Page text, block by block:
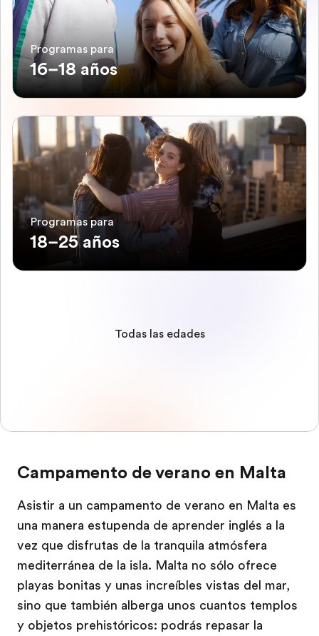
Programas para
16–18 años
Programas para
18–25 años
Todas las edades
Campamento de verano en Malta
Asistir a un campamento de verano en Malta es
una manera estupenda de aprender inglés a la
vez que disfrutas de la tranquila atmósfera
mediterránea de la isla. Malta no sólo ofrece
playas bonitas y unas increíbles vistas del mar,
sino que también alberga unos cuantos templos
y objetos prehistóricos: podrás repasar la